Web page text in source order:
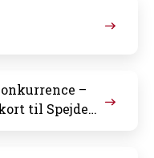
–
til Spejder